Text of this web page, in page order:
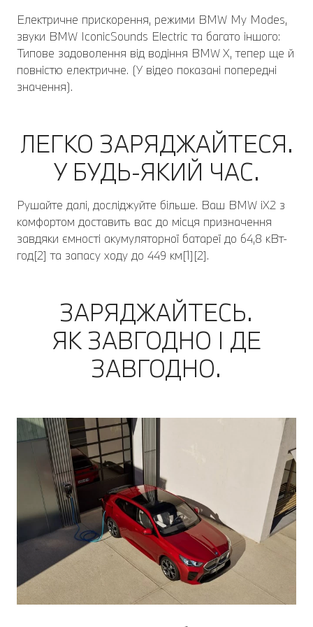
Електричне прискорення, режими BMW My Modes,
звуки BMW IconicSounds Electric та багато іншого:
Типове задоволення від водіння BMW X, тепер ще й
повністю електричне. (У відео показані попередні
значення).
ЛЕГКО ЗАРЯДЖАЙТЕСЯ.
У БУДЬ-ЯКИЙ ЧАС.
Рушайте далі, досліджуйте більше. Ваш BMW iX2 з
комфортом доставить вас до місця призначення
завдяки ємності акумуляторної батареї до 64,8 кВт-
год[2] та запасу ходу до 449 км[1][2].
ЗАРЯДЖАЙТЕСЬ.
ЯК ЗАВГОДНО І ДЕ
ЗАВГОДНО.